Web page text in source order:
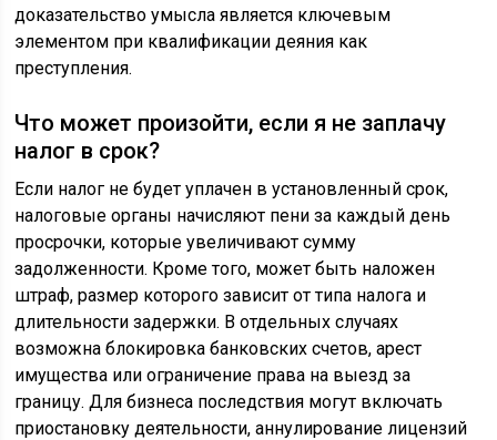
доказательство умысла является ключевым
элементом при квалификации деяния как
преступления.
Что может произойти, если я не заплачу
налог в срок?
Если налог не будет уплачен в установленный срок,
налоговые органы начисляют пени за каждый день
просрочки, которые увеличивают сумму
задолженности. Кроме того, может быть наложен
штраф, размер которого зависит от типа налога и
длительности задержки. В отдельных случаях
возможна блокировка банковских счетов, арест
имущества или ограничение права на выезд за
границу. Для бизнеса последствия могут включать
приостановку деятельности, аннулирование лицензий